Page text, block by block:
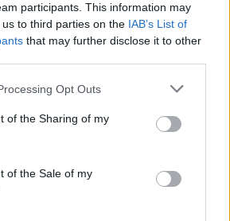
participants. This information may
to third parties on the IAB’s List of
that may further disclose it to other
website/app uses one or more Google
or usage behaviour. You may click to
to Google and its third-party tags to
specified purposes in below Google
Opt Outs
of the Sharing of my
of the Sale of my
rendelkezésre álló, a témában
259 beteg adatát,
az jött ki, hogy nincs
stádiumok között, azaz egy kicsi,
ugyanolyan eséllyel
IV-es stádiumú, akár a
öntvényszerűen
fontos hozzátenni, hogy szinte
magas risk of bias-szel bírt.
tudjuk, hehehe :). Na jó, tudjuk,
Egyrészt lehet az, hogy a